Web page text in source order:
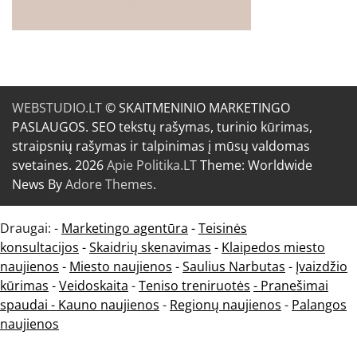
WEBSTUDIO.LT© SKAITMENINIO MARKETINGO
PASLAUGOS. SEO tekstų rašymas, turinio kūrimas,
straipsnių rašymas ir talpinimas į mūsų valdomas
svetaines. 2026Apie Politika.LTTheme: Worldwide
News ByAdore Themes.
Draugai: - Marketingo agentūra -Teisinės
konsultacijos -Skaidrių skenavimas - Klaipedos miesto
naujienos - Miesto naujienos -Saulius Narbutas - Įvaizdžio
kūrimas -Veidoskaita -Teniso treniruotės - Pranešimai
spaudai - Kauno naujienos - Regionų naujienos - Palangos
naujienos